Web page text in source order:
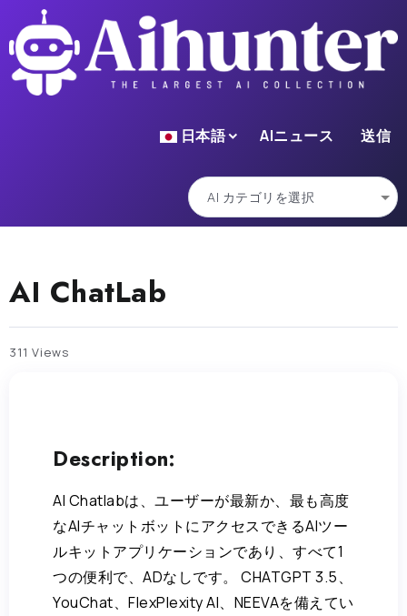
日本語 AIニュース 送信
AI ChatLab
311 Views
Description:
AI Chatlabは、ユーザーが最新か、最も高度
なAIチャットボットにアクセスできるAIツー
ルキットアプリケーションであり、すべて1
つの便利で、ADなしです。 CHATGPT 3.5、
YouChat、FlexPlexity AI、NEEVAを備えてい